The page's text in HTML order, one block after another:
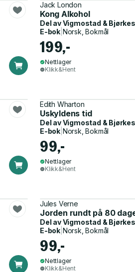
Jack London
Kong Alkohol
Del avVigmostad &
E-bok Norsk, Bokmål
199,-
Nettlager
Klikk&Hent
Edith Wharton
Uskyldens tid
Del avVigmostad &
E-bok Norsk, Bokmål
99,-
Nettlager
Klikk&Hent
Jules Verne
Jorden rundt på 80
Del avVigmostad &
E-bok Norsk, Bokmål
99,-
Nettlager
Klikk&Hent